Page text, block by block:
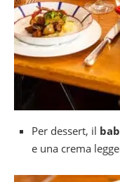
Per dessert, il
e una crema